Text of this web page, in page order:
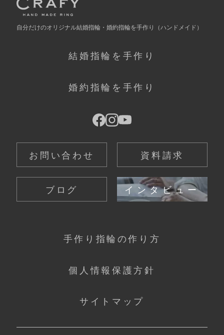
自分だけのオリジナル結婚指輪・婚約指輪を手作り （ハンドメイド）
結婚指輪を手作り
婚約指輪を手作り
お問い合わせ 資料請求
ブログ インタビュー
手作り指輪の作り方
個人情報保護方針
サイトマップ